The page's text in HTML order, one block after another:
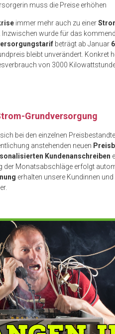
muss die Preise erhöhen
immer mehr auch zu einer
. Inzwischen wurde für das
beträgt ab Januar
bleibt unverändert. Konkret
von 3000
Grundversorgung
bei den einzelnen
anstehenden neuen
Kundenanschreiben
der Monatsabschläge erfolgt
erhalten unsere Kundinnen